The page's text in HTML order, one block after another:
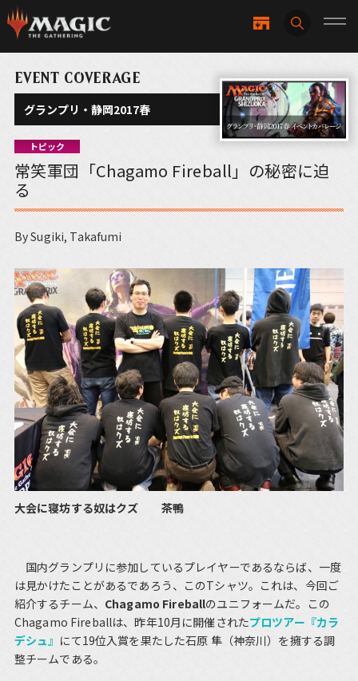
EVENT COVERAGE
グランプリ・静岡2017春
トピック
常笑軍団「Chagamo Fireball」の秘密に迫
る
By Sugiki, Takafumi
大会に寝坊する奴はクズ 茶鴨
国内グランプリに参加しているプレイヤーであるならば、一度
は見かけたことがあるであろう、このTシャツ。これは、今回ご
紹介するチーム、 Chagamo Fireballのユニフォームだ。この
Chagamo Fireballは、昨年10月に開催されたプロツアー『カラ
デシュ』 にて19位入賞を果たした石原 隼（神奈川）を擁する調
整チームである。